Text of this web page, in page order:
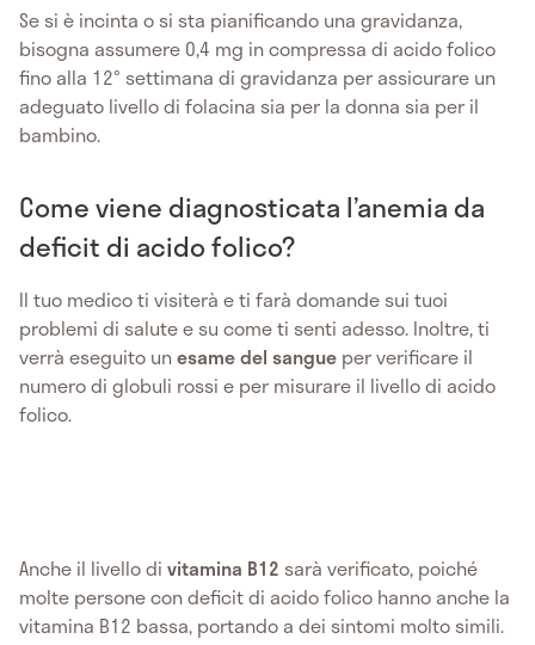
Se si è incinta o si sta pianificando una gravidanza,
bisogna assumere 0,4 mg in compressa di acido folico
fino alla 12° settimana di gravidanza per assicurare un
adeguato livello di folacina sia per la donna sia per il
bambino.
Come viene diagnosticata l’anemia da
deficit di acido folico?
Il tuo medico ti visiterà e ti farà domande sui tuoi
problemi di salute e su come ti senti adesso. Inoltre, ti
verrà eseguito unesame del sangue per verificare il
numero di globuli rossi e per misurare il livello di acido
folico.
Anche il livello di vitamina B12 sarà verificato, poiché
molte persone con deficit di acido folico hanno anche la
vitamina B12 bassa, portando a dei sintomi molto simili.